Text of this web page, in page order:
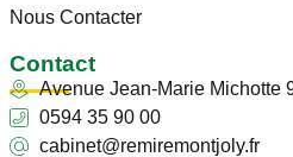
Nous Contacter
Contact
Avenue Jean-Marie Michotte
0594 35 90 00
cabinet@remiremontjoly.fr